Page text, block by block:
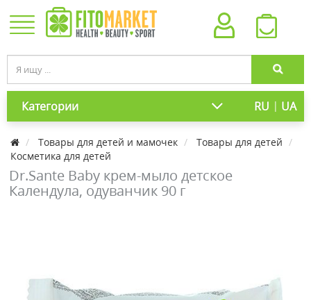
Категории RU | UA
Товары для детей и мамочек
Товары для детей
Косметика для детей
Dr.Sante Baby крем-мыло детское
Календула, одуванчик 90 г